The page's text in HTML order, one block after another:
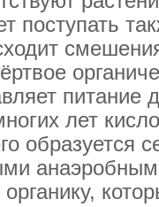
поступать
питание
лет
образуется